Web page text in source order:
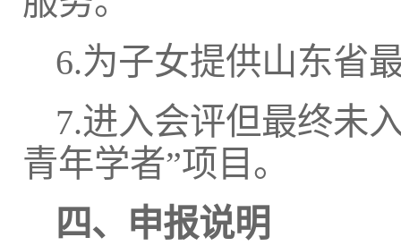
6.为子女提供山东省
7.进入会评但最终未
青年学者”项目。
四、申报说明